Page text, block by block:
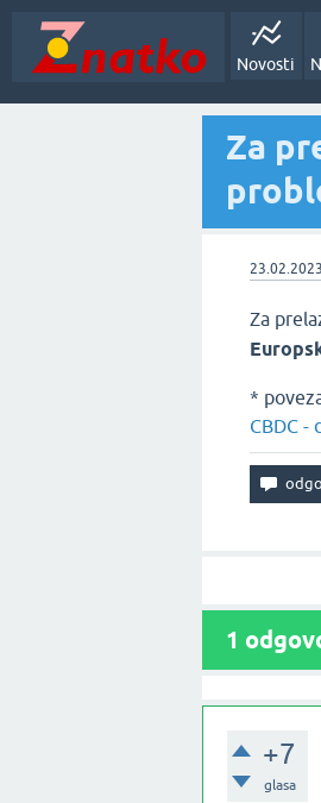
Novosti
Za
Za
*
CBDC -
1
+7
glasa